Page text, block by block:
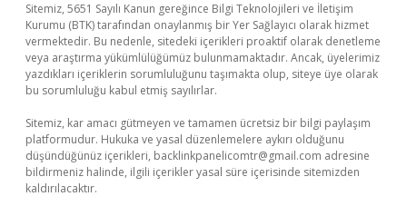
Sitemiz, 5651 Sayılı Kanun gereğince Bilgi Teknolojileri ve İletişim
Kurumu (BTK) tarafından onaylanmış bir Yer Sağlayıcı olarak hizmet
vermektedir. Bu nedenle, sitedeki içerikleri proaktif olarak denetleme
veya araştırma yükümlülüğümüz bulunmamaktadır. Ancak, üyelerimiz
yazdıkları içeriklerin sorumluluğunu taşımakta olup, siteye üye olarak
bu sorumluluğu kabul etmiş sayılırlar.
Sitemiz, kar amacı gütmeyen ve tamamen ücretsiz bir bilgi paylaşım
platformudur. Hukuka ve yasal düzenlemelere aykırı olduğunu
düşündüğünüz içerikleri, backlinkpanelicomtr@gmail.com adresine
bildirmeniz halinde, ilgili içerikler yasal süre içerisinde sitemizden
kaldırılacaktır.